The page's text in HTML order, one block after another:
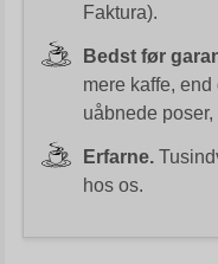
Faktura).
Bedst før
mere kaffe,
uåbnede
Erfarne.
hos os.